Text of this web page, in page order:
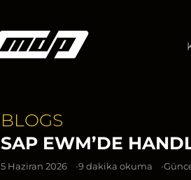
BLOGS
SAP EWM’DE
5 Haziran 2026 9 dakika okuma